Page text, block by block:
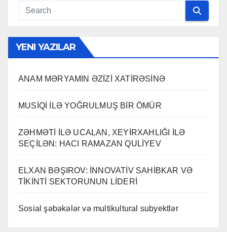
YENI YAZILAR
ANAM MƏRYAMIN ƏZİZİ XATİRƏSİNƏ
MUSİQİ İLƏ YOĞRULMUŞ BİR ÖMÜR
ZƏHMƏTİ İLƏ UCALAN, XEYİRXAHLIĞI İLƏ
SEÇİLƏN: HACI RAMAZAN QULİYEV
ELXAN BƏŞIROV: İNNOVATİV SAHİBKAR VƏ
TİKİNTİ SEKTORUNUN LİDERİ
Sosial şəbəkələr və multikultural subyektlər